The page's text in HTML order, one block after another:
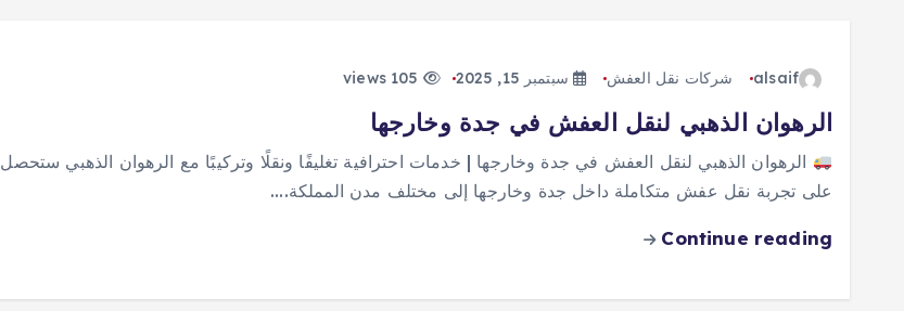
alsaif شركات نقل العفش سبتمبر 15, 2025
الرهوان الذهبي لنقل العفش في جدة وخارجها
الرهوان الذهبي لنقل العفش في جدة وخارجها | خدمات احترافية تغليفًا ونقلًا وتركيبًا مع الرهوان الذهبي ستحصل
على تجربة نقل عفش متكاملة داخل جدة وخارجها إلى مختلف مدن المملكة.…
Continue reading